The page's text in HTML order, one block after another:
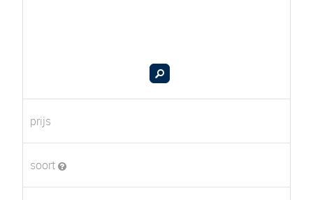
prijs
soort